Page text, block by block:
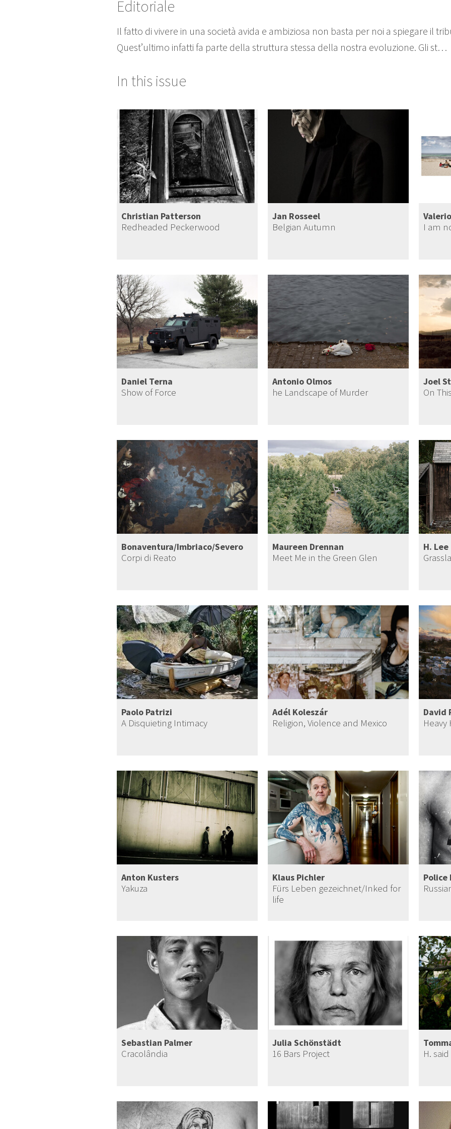
Editoriale
Il fatto di vivere in una società avida e ambiziosa non basta per noi a spiegare il
Quest’ultimo infatti fa parte della struttura stessa della nostra evoluzione. Gli st…
In this issue
Christian Patterson
Redheaded Peckerwood
Jan Rosseel
Belgian Autumn
I am
Daniel Terna
Show of Force
Antonio Olmos
he Landscape of Murder
Joel
On
Bonaventura/Imbriaco/Severo
Corpi di Reato
Maureen Drennan
Meet Me in the Green Glen
H. Lee
Paolo Patrizi
A Disquieting Intimacy
Adél Koleszár
Religion, Violence and Mexico
David
Anton Kusters
Yakuza
Klaus Pichler
Fürs Leben gezeichnet/Inked for
life
Police
Sebastian Palmer
Cracolândia
Julia Schönstädt
16 Bars Project
H.